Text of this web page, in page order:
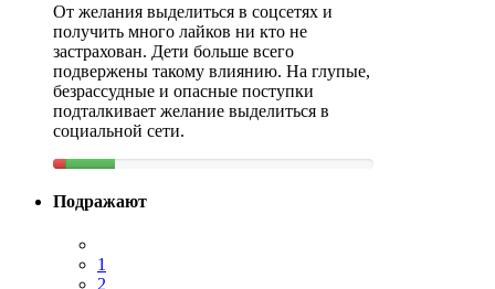
От желания выделиться в соцсетях и
получить много лайков ни кто не
застрахован. Дети больше всего
подвержены такому влиянию. На глупые,
безрассудные и опасные поступки
подталкивает желание выделиться в
социальной сети.
Подражают
1
2